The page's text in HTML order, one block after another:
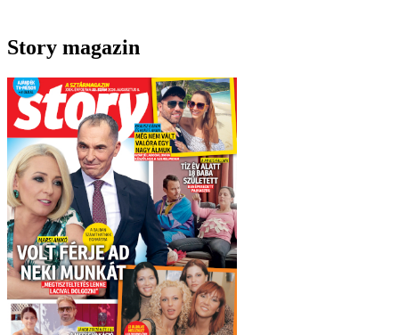
Story magazin